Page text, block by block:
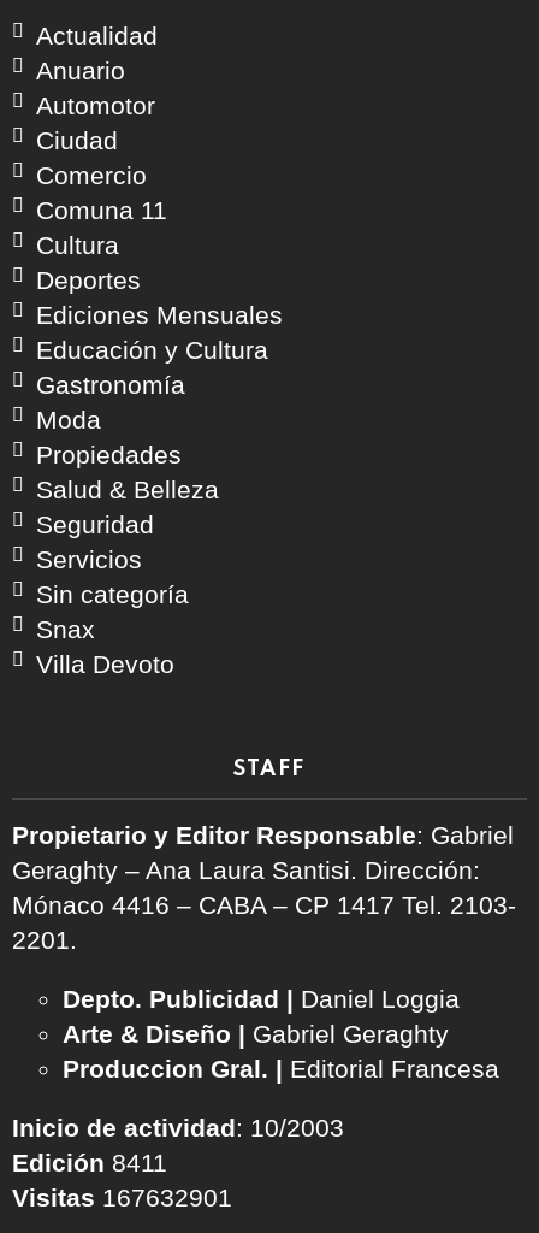
Actualidad
Anuario
Automotor
Ciudad
Comercio
Comuna 11
Cultura
Deportes
Ediciones Mensuales
Educación y Cultura
Gastronomía
Moda
Propiedades
Salud & Belleza
Seguridad
Servicios
Sin categoría
Snax
Villa Devoto
STAFF
Propietario y Editor Responsable: Gabriel
Geraghty – Ana Laura Santisi. Dirección:
Mónaco 4416 – CABA – CP 1417 Tel. 2103-
2201.
Depto. Publicidad | Daniel Loggia
Arte & Diseño | Gabriel Geraghty
Produccion Gral. | Editorial Francesa
Inicio de actividad: 10/2003
Edición 8411
Visitas 167632901